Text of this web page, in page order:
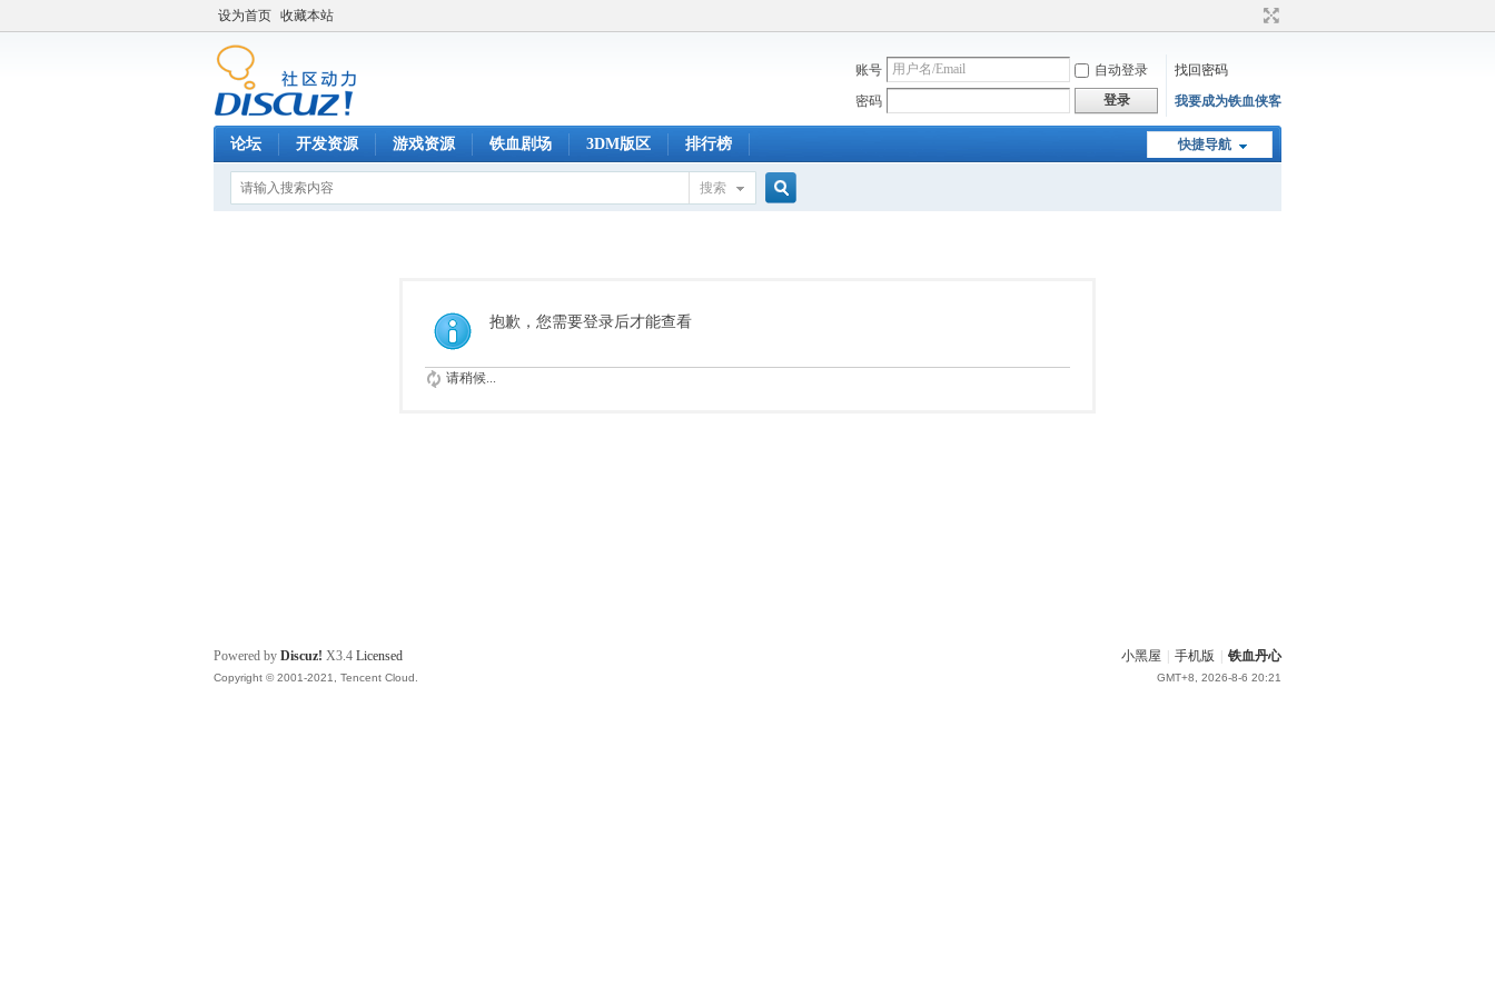
设为首页 收藏本站
账号 自动登录
找回密码
密码
登录 我要成为铁血侠客
快捷导航
论坛 开发资源 游戏资源 铁血剧场 3DM版区 排行榜
搜索
抱歉，您需要登录后才能查看
请稍候...
小黑屋 手机版 铁血丹心
GMT+8, 2026-8-6 20:21
Powered by Discuz! X3.4 Licensed
Copyright © 2001-2021, Tencent Cloud.